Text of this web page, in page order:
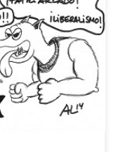
simpáticos
5 ó, si le resulta muy
cualquier cosa, lo
en las